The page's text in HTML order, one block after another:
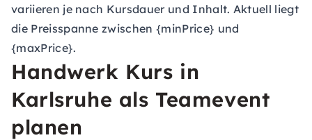
variieren je nach Kursdauer und Inhalt. Aktuell liegt
die Preisspanne zwischen {minPrice} und
{maxPrice}.
Handwerk Kurs in
Karlsruhe als Teamevent
planen